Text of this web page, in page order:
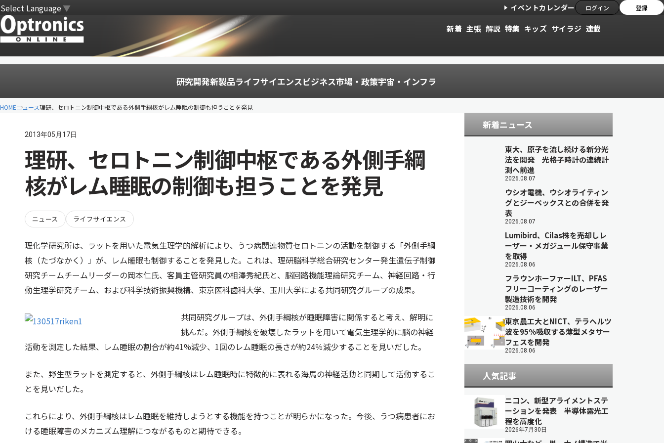
Select Language▼ イベントカレンダー ログイン 登録
新着 主張 解説 特集 キッズ サイラジ 連載
研究開発新製品ライフサイエンスビジネス市場・政策宇宙・インフラ
HOMEニュース理研、セロトニン制御中枢である外側手綱核がレム睡眠の制御も担うことを発見
2013年05月17日
理研、セロトニン制御中枢である外側手綱
核がレム睡眠の制御も担うことを発見
ニュース ライフサイエンス
理化学研究所は、ラットを用いた電気生理学的解析により、うつ病関連物質セロトニンの活動を制御する「外側手綱
核（たづなかく）」が、レム睡眠も制御することを発見した。これは、理研脳科学総合研究センター発生遺伝子制御
研究チームチームリーダーの岡本仁氏、客員主管研究員の相澤秀紀氏と、脳回路機能理論研究チーム、神経回路・行
動生理学研究チーム、および科学技術振興機構、東京医科歯科大学、玉川大学による共同研究グループの成果。
共同研究グループは、外側手綱核が睡眠障害に関係すると考え、解明に
挑んだ。外側手綱核を破壊したラットを用いて電気生理学的に脳の神経
活動を測定した結果、レム睡眠の割合が約41%減少、1回のレム睡眠の長さが約24％減少することを見いだした。
また、野生型ラットを測定すると、外側手綱核はレム睡眠時に特徴的に表れる海馬の神経活動と同期して活動するこ
とを見いだした。
これらにより、外側手綱核はレム睡眠を維持しようとする機能を持つことが明らかになった。今後、うつ病患者にお
ける睡眠障害のメカニズム理解につながるものと期待できる。
新着ニュース
東大、原子を流し続ける新分光
法を開発 光格子時計の連続計
測へ前進
2026.08.07
ウシオ電機、ウシオライティン
グとジーベックスとの合併を発
表
2026.08.07
Lumibird、Cilas株を売却しレ
ーザー・メガジュール保守事業
を取得
2026.08.06
フラウンホーファーILT、PFAS
フリーコーティングのレーザー
製造技術を開発
2026.08.06
東京農工大とNICT、テラヘルツ
波を95％吸収する薄型メタサー
フェスを開発
2026.08.06
人気記事
ニコン、新型アライメントステ
ーションを発表 半導体露光工
程を高度化
2026年7月30日